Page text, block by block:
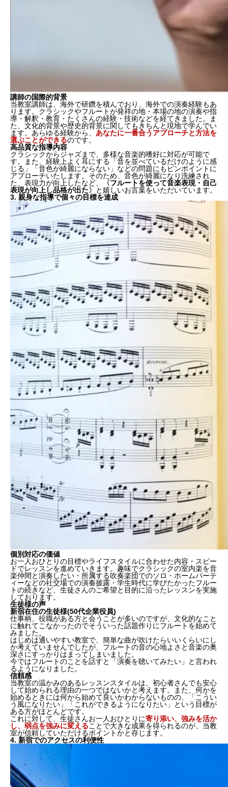
講師の国際的背景
当教室講師は、海外で研鑽を積んでおり、海外での演奏経験もあ
ります。クラシックやフルートが発祥の地・本場の地の演奏や指
導・解釈・教育・たくさんの経験・技術などを経てきました。ま
た、文化的背景や歴史的背景に関してもきちんと現地で学んでい
ます。あらゆる経験から、 あなたに一番合うアプローチと方法を
選ぶことができるのです。
高品質な指導内容
クラシックからジャズまで、多様な音楽的嗜好に対応が可能で
す。また、経験上よく耳にする「音を並べているだけのように感
じる」「音色が綺麗にならない」などの問題にもピンポイントに
アプローチいたします。そのため、 音色が綺麗になり洗練され
た、表現力が向上したなど、
〈フルートを使って音楽表現・自己
表現が向上し品格が出た〉
と嬉しいお言葉をいただいています。
3. 親身な指導で個々の目標を達成
個別対応の価値
お一人おひとりの目標やライフスタイルに合わせた内容・スピー
ドでレッスンを進めていきます。趣味でクラシックの室内楽を音
楽仲間と演奏したい・所属する吹奏楽団でのソロ・ホームパーテ
ィーなどの社交場での演奏披露・学生時代に学びたかったフルー
トの続きなど、生徒さんのご希望と目的に沿ったレッスンを実施
しております。
生徒様の声
新宿在住の生徒様(50代企業役員)
仕事柄、役職がある方と会うことが多いのですが、文化的なこと
に触れてこなかったのでそういった話題作りにフルートを始めて
みました。
はじめは通いやすい教室で、簡単な曲が吹けたらいいくらいにし
か考えていませんでしたが、フルートの音の心地よさと音楽の奥
深さにすっかりはまってしまいました。
今ではフルートのことを話すと「演奏を聴いてみたい」と言われ
るようになりました。
信頼感
当教室の温かみのあるレッスンスタイルは、初心者さんでも安心
して始められる理由の一つではないかと考えます。また、何かを
始めるときには何から始めて良いかわからないものの、「こうい
う風になりたい」「これができるようになりたい」という目標が
ある方がほとんどです。
これに対して、生徒さんお一人おひとりに寄り添い、 強みを活か
し、弱点を強みに変えることで大きな成果を得られるのが、当教
室が信頼していただけるポイントかと存じます。
4. 新宿でのアクセスの利便性